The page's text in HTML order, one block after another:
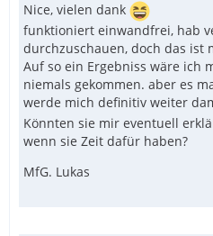
Nice, vielen dank
funktioniert einwandfrei, hab
durchzuschauen, doch das ist
Auf so ein Ergebniss wäre ich
niemals gekommen. aber es
werde mich definitiv weiter
Könnten sie mir eventuell
wenn sie Zeit dafür haben?
MfG. Lukas